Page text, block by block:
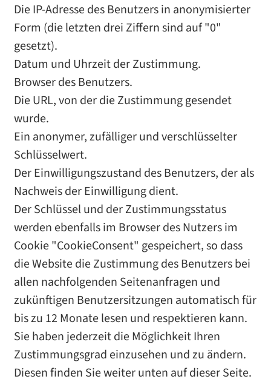
Die IP-Adresse des Benutzers in anonymisierter
Form (die letzten drei Ziffern sind auf "0"
gesetzt).
Datum und Uhrzeit der Zustimmung.
Browser des Benutzers.
Die URL, von der die Zustimmung gesendet
wurde.
Ein anonymer, zufälliger und verschlüsselter
Schlüsselwert.
Der Einwilligungszustand des Benutzers, der als
Nachweis der Einwilligung dient.
Der Schlüssel und der Zustimmungsstatus
werden ebenfalls im Browser des Nutzers im
Cookie "CookieConsent" gespeichert, so dass
die Website die Zustimmung des Benutzers bei
allen nachfolgenden Seitenanfragen und
zukünftigen Benutzersitzungen automatisch für
bis zu 12 Monate lesen und respektieren kann.
Sie haben jederzeit die Möglichkeit Ihren
Zustimmungsgrad einzusehen und zu ändern.
Diesen finden Sie weiter unten auf dieser Seite.